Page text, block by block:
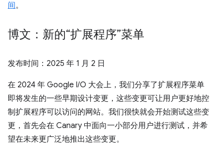
间。
博文：新的“扩展程序”菜单
发布时间： 2025 年 1 月 2 日
在 2024 年 Google I/O 大会上，我们分享了扩展程序菜单
即将发生的一些早期设计变更，这些变更可让用户更好地控
制扩展程序可以访问的网站。我们很快就会开始测试这些变
更，首先会在 Canary 中面向一小部分用户进行测试，并希
望在未来更广泛地推出这些变更。